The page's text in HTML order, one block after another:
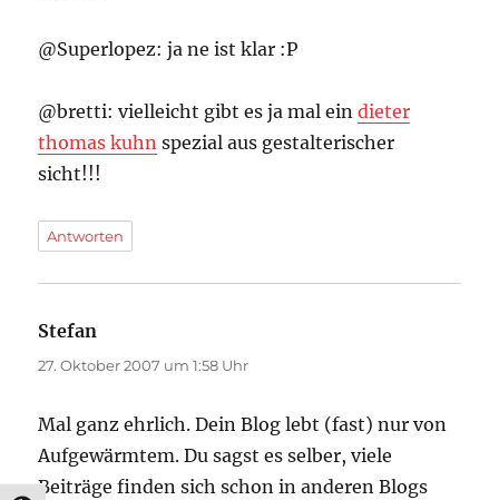
@Superlopez: ja ne ist klar :P
@bretti: vielleicht gibt es ja mal eindieter
thomas kuhn spezial aus gestalterischer
sicht!!!
Antworten
Stefan
27. Oktober 2007 um 1:58 Uhr
Mal ganz ehrlich. Dein Blog lebt (fast) nur von
Aufgewärmtem. Du sagst es selber, viele
Beiträge finden sich schon in anderen Blogs